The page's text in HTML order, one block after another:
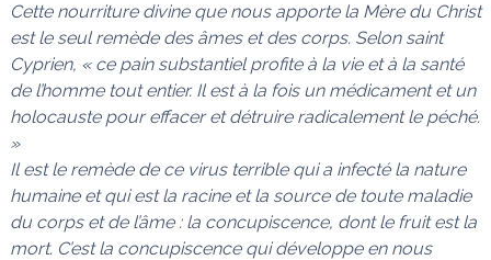
Cette nourriture divine que nous apporte la Mère du Christ
est le seul remède des âmes et des corps. Selon saint
Cyprien, « ce pain substantiel profite à la vie et à la santé
de l’homme tout entier. Il est à la fois un médicament et un
holocauste pour effacer et détruire radicalement le péché.
»
Il est le remède de ce virus terrible qui a infecté la nature
humaine et qui est la racine et la source de toute maladie
du corps et de l’âme : la concupiscence, dont le fruit est la
mort. C’est la concupiscence qui développe en nous